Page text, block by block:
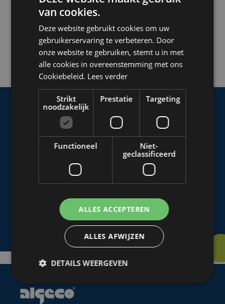
in-house team
van experts
zorgt voor eenmodulaire
voor uw
ruimteprobleem.
OFFERTE AANVRAGEN
van cookies.
Deze website gebruikt cookies om uw
gebruikerservaring te verbeteren. Door
onze website te gebruiken, stemt u in met
alle cookies in overeenstemming met ons
Cookiebeleid. Lees verder
Strikt
noodzakelijk
Prestatie Targeting
Functioneel
Niet-
geclassificeerd
ALLES ACCEPTEREN
ALLES AFWIJZEN
DETAILS WEERGEVEN